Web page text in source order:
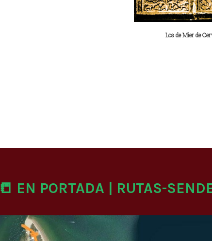
Los de Mier de
📒 EN PORTADA | RUTAS-